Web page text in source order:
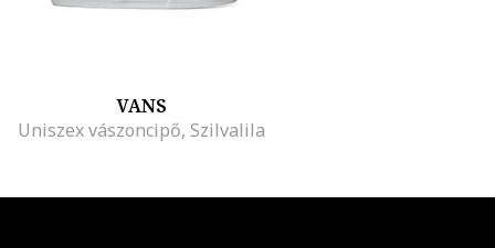
VANS
Uniszex vászoncipő, Szilvalila